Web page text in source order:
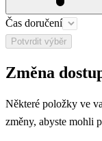
Čas doručení
Potvrdit výběr
Změna
Některé položky ve
změny, abyste mohli